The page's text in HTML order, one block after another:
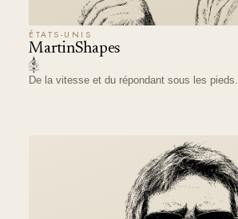
ÉTATS-UNIS
MartinShapes
De la vitesse et du répondant sous les pieds.